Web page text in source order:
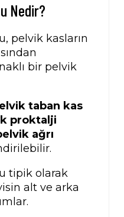
Nedir?
pelvik kasların
bir pelvik
taban kas
proktalji
ağrı
tipik olarak
alt ve arka